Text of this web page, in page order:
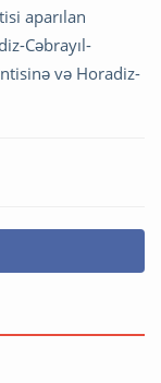
aparılan
Cəbrayıl-
və Horadiz-